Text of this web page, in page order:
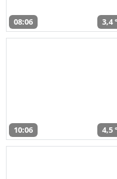
08:06 3,4
10:06 4,5